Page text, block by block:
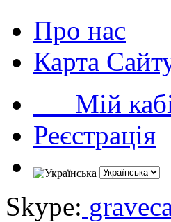
Про нас
Карта
Мій
Реєстрація
Skype: